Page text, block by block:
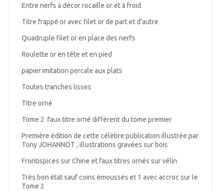
Entre nerfs à décor rocaille or et à froid
Titre frappé or avec filet or de part et d'autre
Quadruple filet or en place des nerfs
Roulette or en tête et en pied
papier imitation percale aux plats
Toutes tranches lisses
Titre orné
Tome 2 faux titre orné différent du tome premier
Première édition de cette célèbre publication illustrée par
Tony JOHANNOT , illustrations gravées sur bois
Frontispices sur Chine et faux titres ornés sur vélin
Très bon état sauf coins émoussés et 1 avec accroc sur le
Tome 2